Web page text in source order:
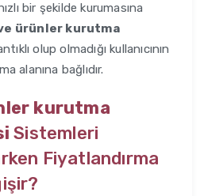
bir şekilde kurumasına
ürünler kurutma
olup olmadığı kullanıcının
alanına bağlıdır.
kurutma
Sistemleri
Fiyatlandırma